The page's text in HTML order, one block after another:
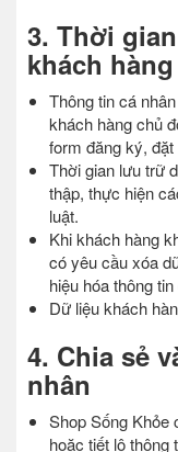
3. Thời
khách hàng
Thông tin cá
khách hàng chủ
form đăng ký,
Thời gian lưu trữ
thập, thực hiện
luật.
Khi khách hàng
có yêu cầu xóa
hiệu hóa thông
Dữ liệu khách
4. Chia sẻ
nhân
Shop Sống Khỏe
hoặc tiết lộ thông